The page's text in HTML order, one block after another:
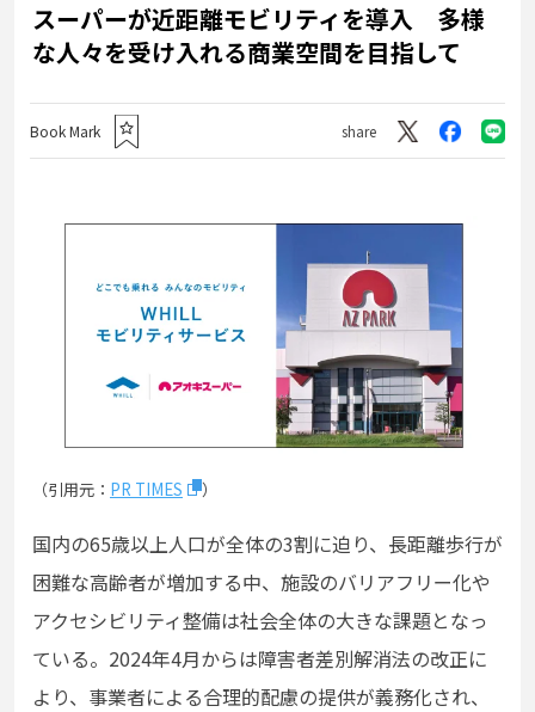
スーパーが近距離モビリティを導入 多様
な人々を受け入れる商業空間を目指して
Book Mark share
（引用元： PR TIMES ）
国内の65歳以上人口が全体の3割に迫り、長距離歩行が
困難な高齢者が増加する中、施設のバリアフリー化や
アクセシビリティ整備は社会全体の大きな課題となっ
ている。2024年4月からは障害者差別解消法の改正に
より、事業者による合理的配慮の提供が義務化され、